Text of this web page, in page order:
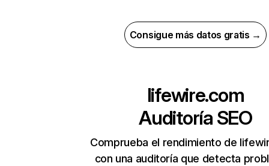
Consigue más datos gratis →
lifewire.com
Auditoría SEO
Comprueba el rendimiento de
con una auditoría que detecta